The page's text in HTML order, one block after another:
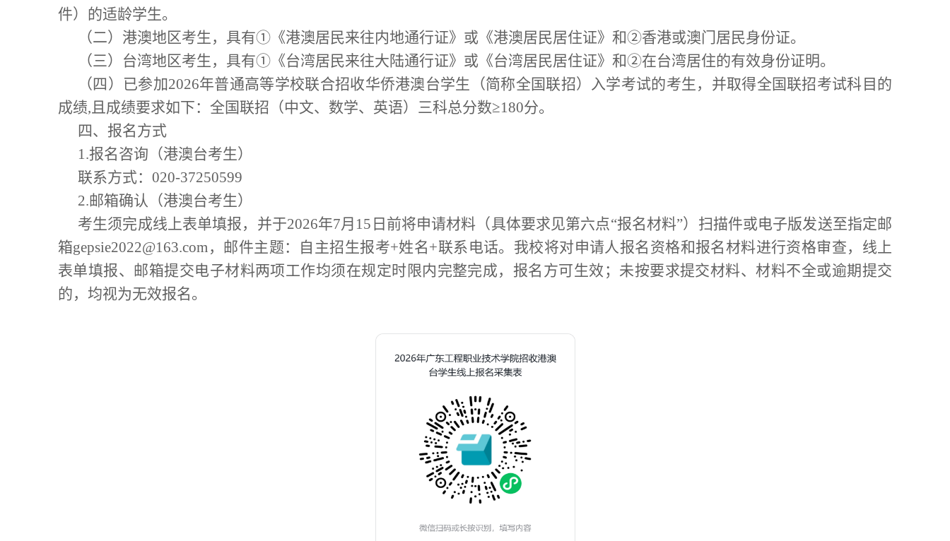
件）的适龄学生。
（二）港澳地区考生，具有① 《港澳居民来往内地通行证》或《港澳居民居住证》和②香港或澳门居民身份证。
（三）台湾地区考生，具有① 《台湾居民来往大陆通行证》或《台湾居民居住证》和②在台湾居住的有效身份证明。
（四）已参加2026年普通高等学校联合招收华侨港澳台学生（简称全国联招）入学考试的考生，并取得全国联招考试科目的
成绩, 且成绩要求如下：全国联招 （中文、数学、英语） 三科总分数≥180分。
四、报名方式
1.报名咨询 （港澳台考生）
联系方式： 020-37250599
2.邮箱确认（港澳台考生）
考生须完成线上表单填报，并于2026年7月 15 日前将申请材料 （具体要求见第六点“报名材料”） 扫描件或电子版发送至指定邮
箱gepsie2022@163.com，邮件主题：自主招生报考+姓名+联系电话。我校将对申请人报名资格和报名材料进行资格审查， 线上
表单填报、邮箱提交电子材料两项工作均须在规定时限内完整完成，报名方可生效 ； 未按要求提交材料、材料不全或逾期提交
的，均视为无效报名。